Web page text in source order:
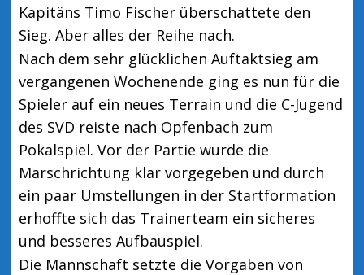
Kapitäns Timo Fischer überschattete den
Sieg. Aber alles der Reihe nach.
Nach dem sehr glücklichen Auftaktsieg am
vergangenen Wochenende ging es nun für die
Spieler auf ein neues Terrain und die C-Jugend
des SVD reiste nach Opfenbach zum
Pokalspiel. Vor der Partie wurde die
Marschrichtung klar vorgegeben und durch
ein paar Umstellungen in der Startformation
erhoffte sich das Trainerteam ein sicheres
und besseres Aufbauspiel.
Die Mannschaft setzte die Vorgaben von